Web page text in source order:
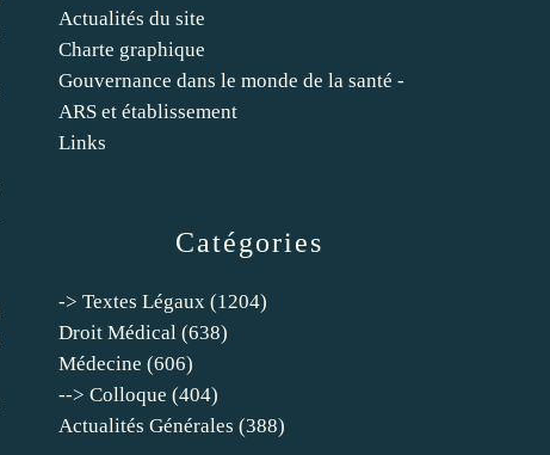
Catégories
-> Textes Légaux (1204)
Droit Médical (638)
Médecine (606)
--> Colloque (404)
Actualités Générales (388)
Actualités du site
Charte graphique
Gouvernance dans le monde de la santé -
ARS et établissement
Links